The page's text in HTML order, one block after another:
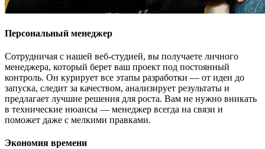
Персональный менеджер
Сотрудничая с нашей веб-студией, вы получаете личного
менеджера, который берет ваш проект под постоянный
контроль. Он курирует все этапы разработки — от идеи до
запуска, следит за качеством, анализирует результаты и
предлагает лучшие решения для роста. Вам не нужно вникать
в технические нюансы — менеджер всегда на связи и
поможет даже с мелкими правками.
Экономия времени